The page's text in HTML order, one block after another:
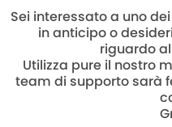
Sei interessato a uno
in anticipo o
riguardo
Utilizza pure il nostro
team di supporto sarà